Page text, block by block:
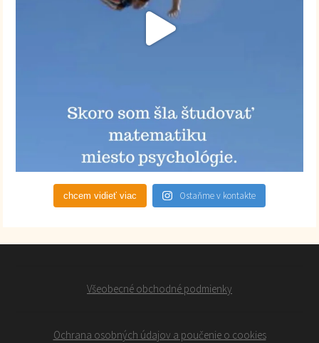
chcem vidieť viac Ostaňme v kontakte
Všeobecné obchodné podmienky
Ochrana osobných údajov a poučenie o cookies